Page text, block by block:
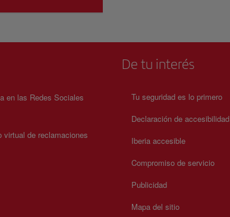
en las Redes Sociales
virtual de reclamaciones
De tu interés
Tu seguridad es lo primero
Declaración de accesibilidad
Iberia accesible
Compromiso de servicio
Publicidad
Mapa del sitio